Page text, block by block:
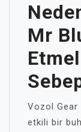
Mr
Vozol Gear
etkili bir